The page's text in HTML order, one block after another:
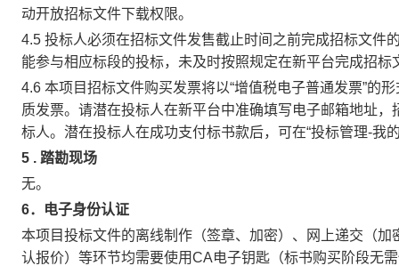
动开放招标文件下载权限。
4.5 投标人必须在招标文件发售截止时间之前完成招标文件
能参与相应标段的投标，未及时按照规定在新平台完成招
4.6 本项目招标文件购买发票将以“增值税电子普通发票”的
质发票。请潜在投标人在新平台中准确填写电子邮箱地址
标人。潜在投标人在成功支付标书款后，可在“投标管理-我
5 . 踏勘现场
无。
6．电子身份认证
本项目投标文件的离线制作（签章、加密）、网上递交（
认报价）等环节均需要使用CA电子钥匙（标书购买阶段无